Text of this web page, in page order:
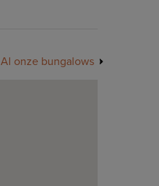
Al onze bungalows